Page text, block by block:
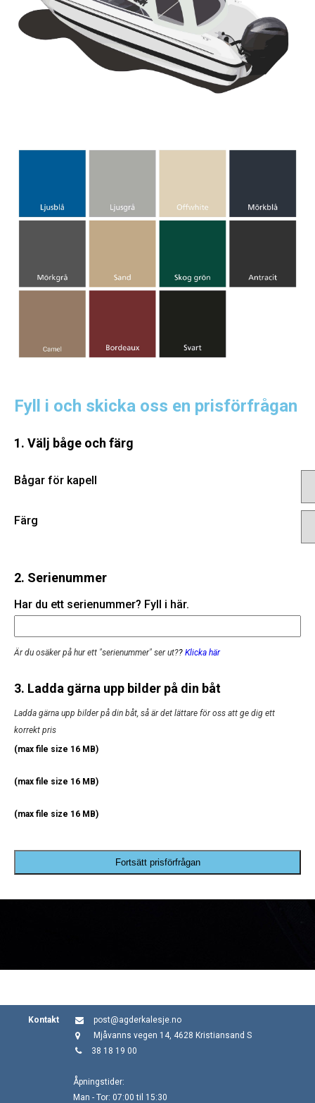
Fyll i och skicka oss en prisförfrågan
1. Välj båge och färg
Bågar för kapell
Färg
2. Serienummer
Har du ett serienummer? Fyll i här.
Är du osäker på hur ett "serienummer" ser ut?? Klicka här
3. Ladda gärna upp bilder på din båt
Ladda gärna upp bilder på din båt, så är det lättare för oss att ge dig ett
korrekt pris
(max file size 16 MB)
(max file size 16 MB)
(max file size 16 MB)
Fortsätt prisförfrågan
Kontakt
post@agderkalesje.no
Mjåvanns vegen 14, 4628 Kristiansand S
38 18 19 00
Åpningstider:
Man - Tor: 07:00 til 15:30